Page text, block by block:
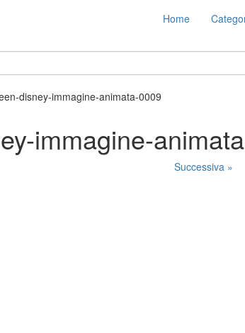
Home
disney-immagine-animata-0009
immagine-
Successiva »